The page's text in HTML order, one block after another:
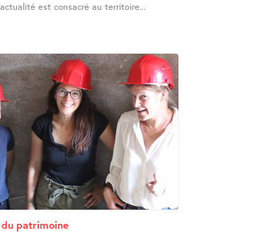
est consacré au territoire...
du patrimoine